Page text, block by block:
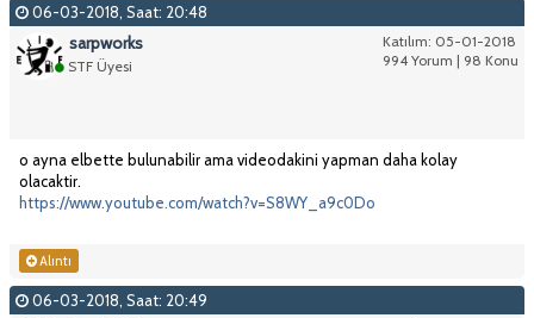
06-03-2018, Saat: 20:48
Katılım: 05-01-2018
994 Yorum | 98 Konu
sarpworks
STF Üyesi
o ayna elbette bulunabilir ama videodakini yapman daha kolay
olacaktir.
https://www.youtube.com/watch?v=S8WY_a9c0Do
Alıntı
06-03-2018, Saat: 20:49